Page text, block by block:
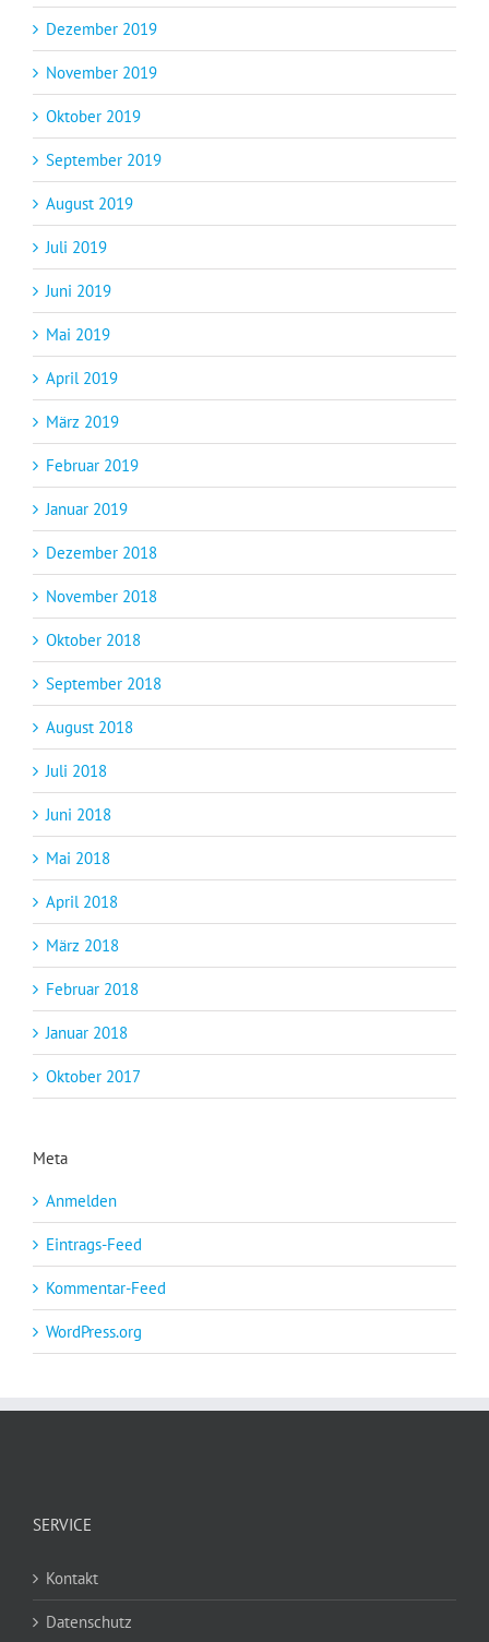
Dezember 2019
November 2019
Oktober 2019
September 2019
August 2019
Juli 2019
Juni 2019
Mai 2019
April 2019
März 2019
Februar 2019
Januar 2019
Dezember 2018
November 2018
Oktober 2018
September 2018
August 2018
Juli 2018
Juni 2018
Mai 2018
April 2018
März 2018
Februar 2018
Januar 2018
Oktober 2017
Meta
Anmelden
Eintrags-Feed
Kommentar-Feed
WordPress.org
SERVICE
Kontakt
Datenschutz